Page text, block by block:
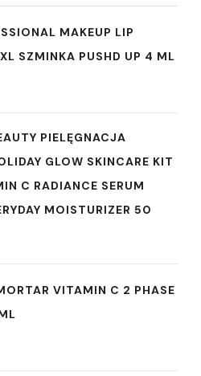
MAKEUP LIP
SZMINKA PUSHD UP 4 ML
PIELĘGNACJA
GLOW SKINCARE KIT
C RADIANCE SERUM
MOISTURIZER 50
VITAMIN C 2 PHASE